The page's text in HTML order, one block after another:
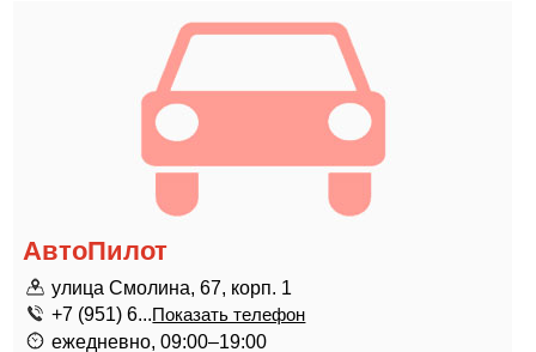
АвтоПилот
улица Смолина, 67, корп. 1
+7 (951) 6...Показать телефон
ежедневно, 09:00–19:00